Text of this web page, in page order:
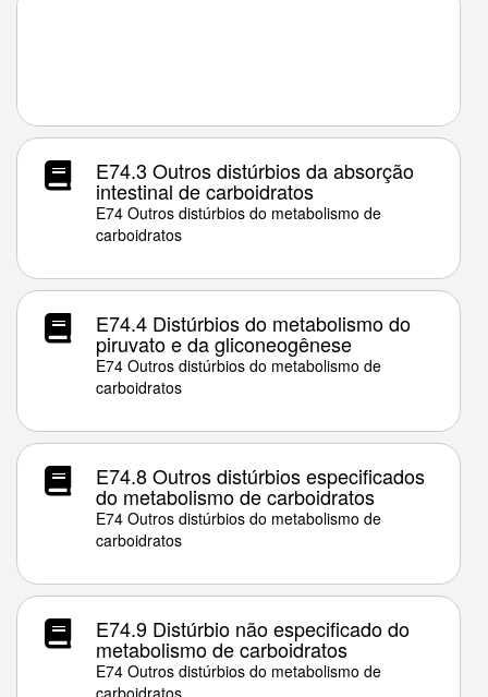
E74.3 Outros distúrbios da absorção
intestinal de carboidratos
E74 Outros distúrbios do metabolismo de
carboidratos
E74.4 Distúrbios do metabolismo do
piruvato e da gliconeogênese
E74 Outros distúrbios do metabolismo de
carboidratos
E74.8 Outros distúrbios especificados
do metabolismo de carboidratos
E74 Outros distúrbios do metabolismo de
carboidratos
E74.9 Distúrbio não especificado do
metabolismo de carboidratos
E74 Outros distúrbios do metabolismo de
carboidratos